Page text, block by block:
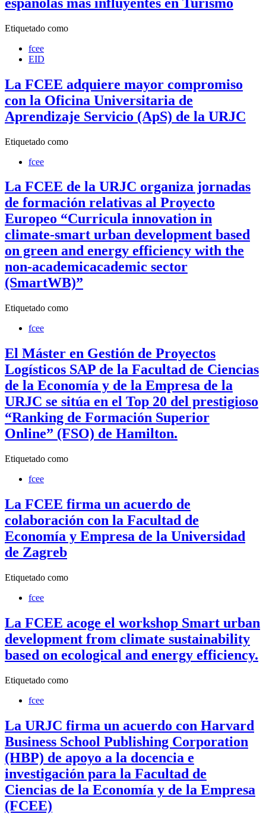
Etiquetado como
fcee
EID
La FCEE adquiere mayor compromiso
con la Oficina Universitaria de
Aprendizaje Servicio (ApS) de la URJC
Etiquetado como
fcee
La FCEE de la URJC organiza jornadas
de formación relativas al Proyecto
Europeo “Curricula innovation in
climate-smart urban development based
on green and energy efficiency with the
non-academicacademic sector
(SmartWB)”
Etiquetado como
fcee
El Máster en Gestión de Proyectos
Logísticos SAP de la Facultad de Ciencias
de la Economía y de la Empresa de la
URJC se sitúa en el Top 20 del prestigioso
“Ranking de Formación Superior
Online” (FSO) de Hamilton.
Etiquetado como
fcee
La FCEE firma un acuerdo de
colaboración con la Facultad de
Economía y Empresa de la Universidad
de Zagreb
Etiquetado como
fcee
La FCEE acoge el workshop Smart urban
development from climate sustainability
based on ecological and energy efficiency.
Etiquetado como
fcee
La URJC firma un acuerdo con Harvard
Business School Publishing Corporation
(HBP) de apoyo a la docencia e
investigación para la Facultad de
Ciencias de la Economía y de la Empresa
(FCEE)